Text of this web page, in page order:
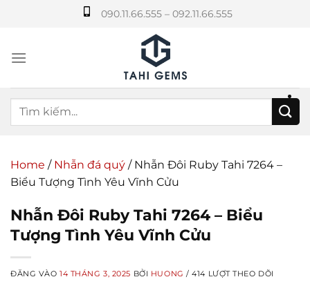
dung
090.11.66.555 – 092.11.66.555
Home / Nhẫn đá quý / Nhẫn Đôi Ruby Tahi 7264 –
Biểu Tượng Tình Yêu Vĩnh Cửu
Nhẫn Đôi Ruby Tahi 7264 – Biểu
Tượng Tình Yêu Vĩnh Cửu
ĐĂNG VÀO14 THÁNG 3, 2025 BỞI HUONG / 414 LƯỢT THEO DÕI